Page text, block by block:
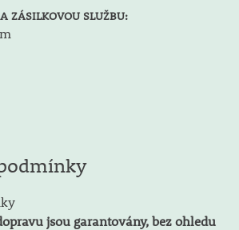
ZÁSILKOVOU SLUŽBU:
jsou garantovány, bez ohledu